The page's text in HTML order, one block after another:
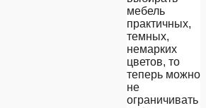
мебель
практичных,
темных,
немарких
цветов, то
теперь можно
не
ограничивать